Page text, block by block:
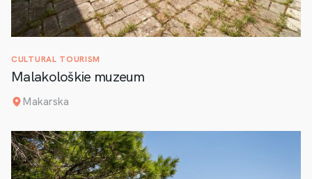
CULTURAL TOURISM
Malakološkie muzeum
Makarska